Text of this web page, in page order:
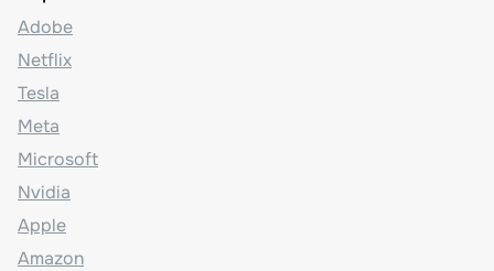
Adobe
Netflix
Tesla
Meta
Microsoft
Nvidia
Apple
Amazon